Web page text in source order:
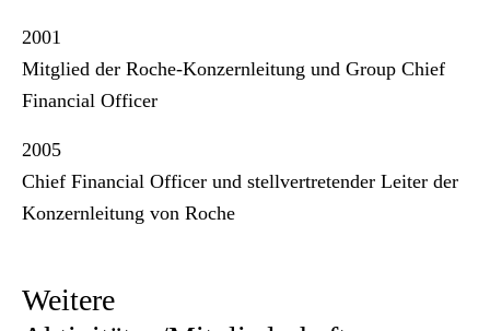
2001
Mitglied der Roche-Konzernleitung und Group Chief
Financial Officer
2005
Chief Financial Officer und stellvertretender Leiter der
Konzernleitung von Roche
Weitere